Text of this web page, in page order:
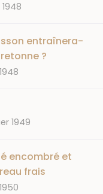
entraînera-
?
1949
encombré et
frais